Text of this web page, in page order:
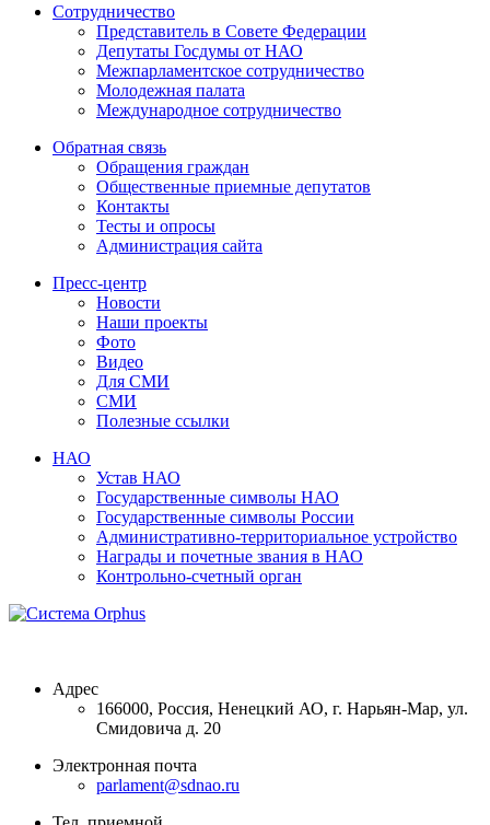
Сотрудничество
Представитель в Совете Федерации
Депутаты Госдумы от НАО
Межпарламентское сотрудничество
Молодежная палата
Международное сотрудничество
Обратная cвязь
Обращения граждан
Общественные приемные депутатов
Контакты
Тесты и опросы
Администрация сайта
Пресс-центр
Новости
Наши проекты
Фото
Видео
Для СМИ
СМИ
Полезные ссылки
НАО
Устав НАО
Государственные символы НАО
Государственные символы России
Административно-территориальное устройство
Награды и почетные звания в НАО
Контрольно-счетный орган
Адрес
166000, Россия, Ненецкий АО, г. Нарьян-Мар, ул.
Смидовича д. 20
Электронная почта
parlament@sdnao.ru